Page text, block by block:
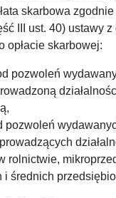
skarbowa zgodnie
III ust. 40) ustawy
opłacie skarbowej:
pozwoleń
pozwoleń
rolnictwie,
i średnich